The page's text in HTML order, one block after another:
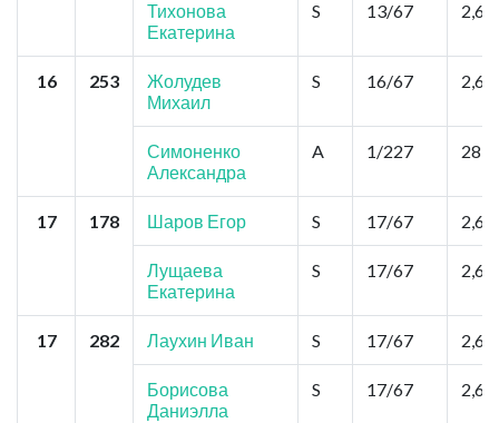
Тихонова
Екатерина
S 13/67 2,6
16 253
Жолудев
Михаил
S 16/67 2,6
Симоненко
Александра
A 1/227 28,6
17 178 Шаров Егор S 17/67 2,6
Лущаева
Екатерина
S 17/67 2,6
17 282 Лаухин Иван S 17/67 2,6
Борисова
Даниэлла
S 17/67 2,6